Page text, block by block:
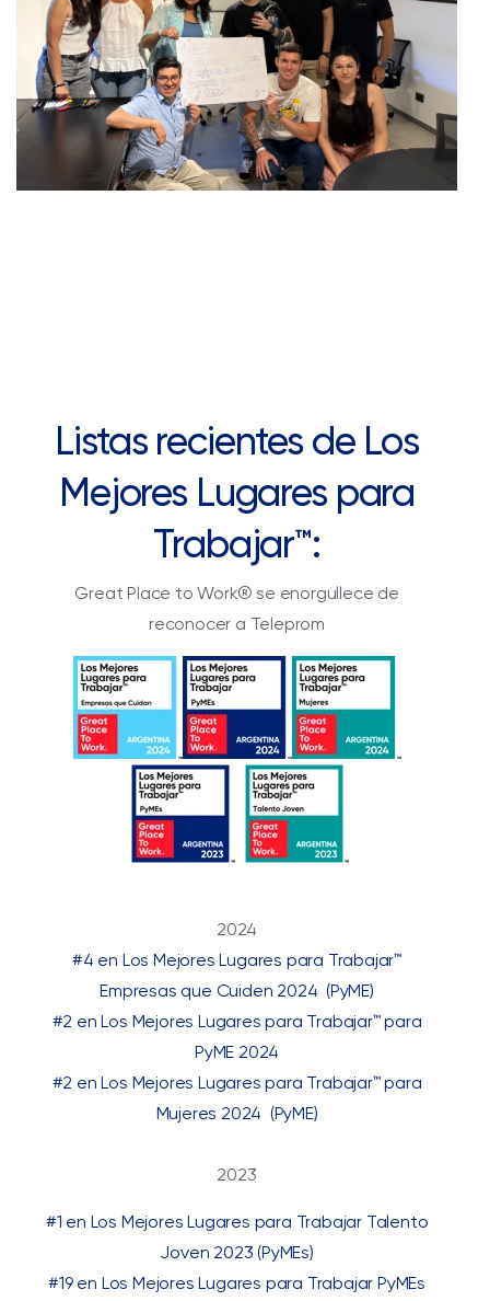
Listas recientes de Los
Mejores Lugares para
Trabajar™:
Great Place to Work® se enorgullece de
reconocer a Teleprom
2024
#4 en Los Mejores Lugares para Trabajar™
Empresas que Cuiden 2024 (PyME)
#2 en Los Mejores Lugares para Trabajar™ para
PyME 2024
#2 en Los Mejores Lugares para Trabajar™ para
Mujeres 2024 (PyME)
2023
#1 en Los Mejores Lugares para Trabajar Talento
Joven 2023 (PyMEs)
#19 en Los Mejores Lugares para Trabajar PyMEs